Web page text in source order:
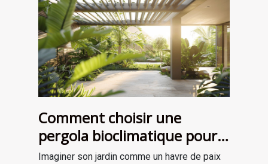
Comment choisir une
pergola bioclimatique pour
améliorer votre jardin
Imaginer son jardin comme un havre de paix